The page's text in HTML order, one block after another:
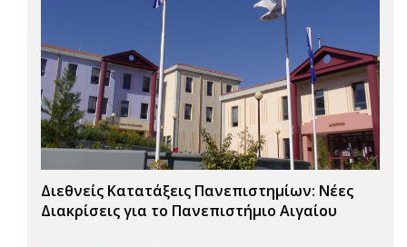
Διεθνείς Κατατάξεις Πανεπιστημίων: Νέες
Διακρίσεις για το Πανεπιστήμιο Αιγαίου